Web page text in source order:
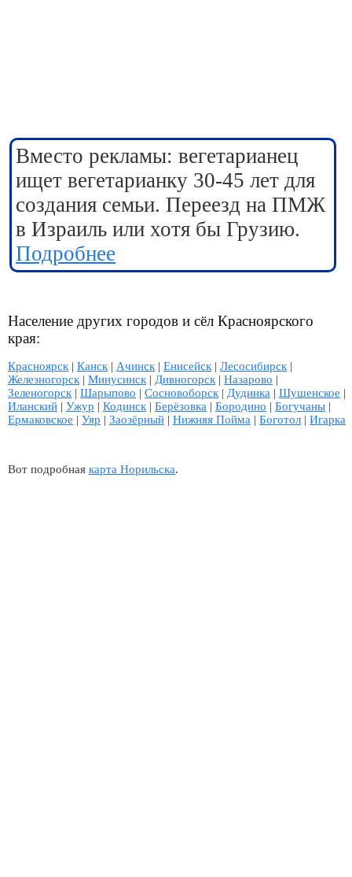
Вместо рекламы: вегетарианец
ищет вегетарианку 30-45 лет для
создания семьи. Переезд на ПМЖ
в Израиль или хотя бы Грузию.
Подробнее
Население других городов и сёл Красноярского
края:
Красноярск | Канск | Ачинск | Енисейск | Лесосибирск |
Железногорск | Минусинск | Дивногорск | Назарово |
Зеленогорск | Шарыпово | Сосновоборск | Дудинка | Шушенское |
Иланский | Ужур | Кодинск | Берёзовка | Бородино | Богучаны |
Ермаковское | Уяр | Заозёрный | Нижняя Пойма | Боготол | Игарка
Вот подробная карта Норильска.